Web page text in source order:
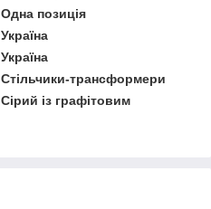
Одна позиція
Україна
Україна
Стільчики-трансформери
Сірий із графітовим